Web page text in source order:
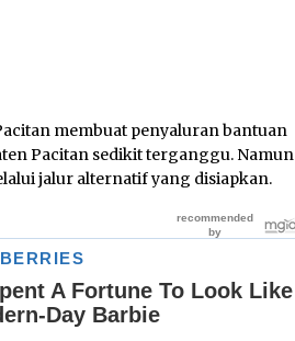
membuat penyaluran bantuan
Pacitan sedikit terganggu. Namun
jalur alternatif yang disiapkan.